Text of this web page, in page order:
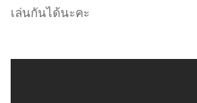
เล่นกันได้นะคะ